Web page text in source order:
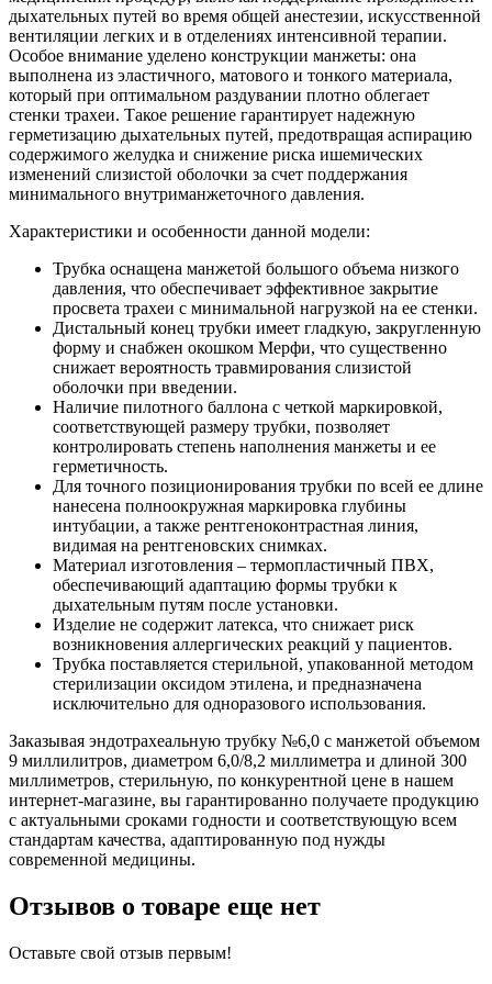
дыхательных путей во время общей анестезии, искусственной
вентиляции легких и в отделениях интенсивной терапии.
Особое внимание уделено конструкции манжеты: она
выполнена из эластичного, матового и тонкого материала,
который при оптимальном раздувании плотно облегает
стенки трахеи. Такое решение гарантирует надежную
герметизацию дыхательных путей, предотвращая аспирацию
содержимого желудка и снижение риска ишемических
изменений слизистой оболочки за счет поддержания
минимального внутриманжеточного давления.
Характеристики и особенности данной модели:
Трубка оснащена манжетой большого объема низкого
давления, что обеспечивает эффективное закрытие
просвета трахеи с минимальной нагрузкой на ее стенки.
Дистальный конец трубки имеет гладкую, закругленную
форму и снабжен окошком Мерфи, что существенно
снижает вероятность травмирования слизистой
оболочки при введении.
Наличие пилотного баллона с четкой маркировкой,
соответствующей размеру трубки, позволяет
контролировать степень наполнения манжеты и ее
герметичность.
Для точного позиционирования трубки по всей ее длине
нанесена полноокружная маркировка глубины
интубации, а также рентгеноконтрастная линия,
видимая на рентгеновских снимках.
Материал изготовления – термопластичный ПВХ,
обеспечивающий адаптацию формы трубки к
дыхательным путям после установки.
Изделие не содержит латекса, что снижает риск
возникновения аллергических реакций у пациентов.
Трубка поставляется стерильной, упакованной методом
стерилизации оксидом этилена, и предназначена
исключительно для одноразового использования.
Заказывая эндотрахеальную трубку №6,0 с манжетой объемом
9 миллилитров, диаметром 6,0/8,2 миллиметра и длиной 300
миллиметров, стерильную, по конкурентной цене в нашем
интернет-магазине, вы гарантированно получаете продукцию
с актуальными сроками годности и соответствующую всем
стандартам качества, адаптированную под нужды
современной медицины.
Отзывов о товаре еще нет
Оставьте свой отзыв первым!